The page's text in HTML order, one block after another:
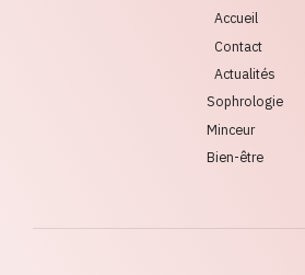
Accueil
Contact
Actualités
Sophrologie
Minceur
Bien-être